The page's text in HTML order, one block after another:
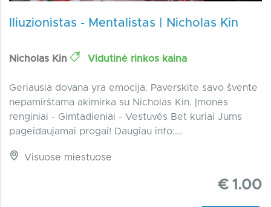
Iliuzionistas - Mentalistas | Nicholas Kin
Nicholas Kin Vidutinė rinkos kaina
Geriausia dovana yra emocija. Paverskite savo švente
nepamirštama akimirka su Nicholas Kin. Įmonės
renginiai - Gimtadieniai - Vestuvės Bet kuriai Jums
pageidaujamai progai! Daugiau info:...
Visuose miestuose
€ 1.00